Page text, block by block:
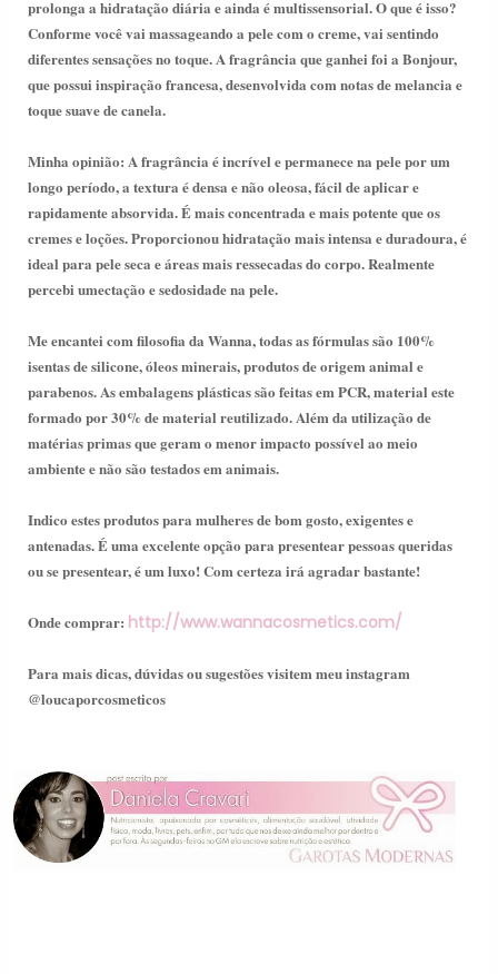
prolonga a hidratação diária e ainda é multissensorial. O que é isso?
Conforme você vai massageando a pele com o creme, vai sentindo
diferentes sensações no toque. A fragrância que ganhei foi a Bonjour,
que possui inspiração francesa, desenvolvida com notas de melancia e
toque suave de canela.
Minha opinião: A fragrância é incrível e permanece na pele por um
longo período, a textura é densa e não oleosa, fácil de aplicar e
rapidamente absorvida. É mais concentrada e mais potente que os
cremes e loções. Proporcionou hidratação mais intensa e duradoura, é
ideal para pele seca e áreas mais ressecadas do corpo. Realmente
percebi umectação e sedosidade na pele.
Me encantei com filosofia da Wanna, todas as fórmulas são 100%
isentas de silicone, óleos minerais, produtos de origem animal e
parabenos. As embalagens plásticas são feitas em PCR, material este
formado por 30% de material reutilizado. Além da utilização de
matérias primas que geram o menor impacto possível ao meio
ambiente e não são testados em animais.
Indico estes produtos para mulheres de bom gosto, exigentes e
antenadas. É uma excelente opção para presentear pessoas queridas
ou se presentear, é um luxo! Com certeza irá agradar bastante!
Onde comprar: http://www.wannacosmetics.com/
Para mais dicas, dúvidas ou sugestões visitem meu instagram
@loucaporcosmeticos